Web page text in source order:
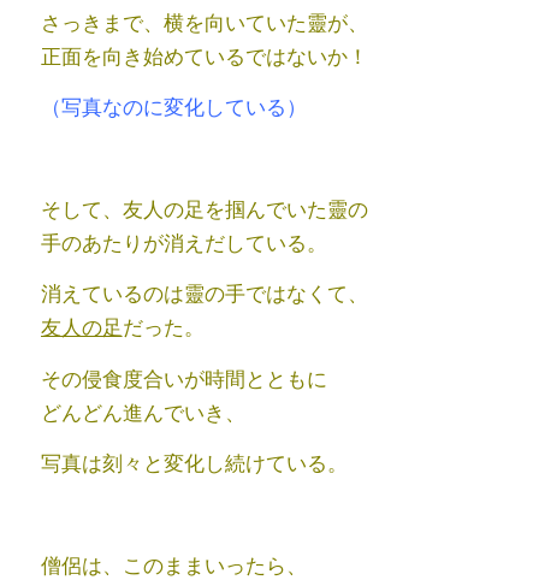
さっきまで、横を向いていた靈が、
正面を向き始めているではないか！
（写真なのに変化している）
そして、友人の足を掴んでいた靈の
手のあたりが消えだしている。
消えているのは靈の手ではなくて、
友人の足だった。
その侵食度合いが時間とともに
どんどん進んでいき、
写真は刻々と変化し続けている。
僧侶は、このままいったら、